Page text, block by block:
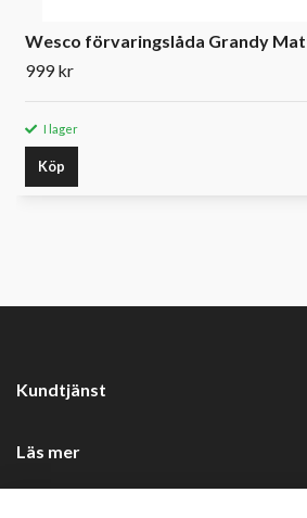
Wesco förvaringslåda Grandy
999 kr
I lager
Köp
Kundtjänst
Läs mer